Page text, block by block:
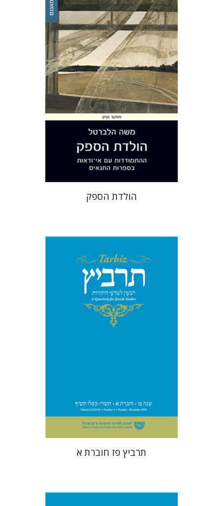
משה הלברטל
הנחת אתר ספר מודפס
$30
$27
הולדת הספק
שלמה נאה שרית שלו-עיני
משה הלברטל
$29
$26
תרביץ פז חוברת א